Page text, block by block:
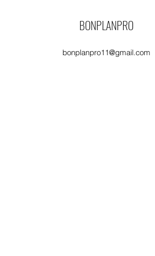
BONPLANPRO
bonplanpro11@gmail.com